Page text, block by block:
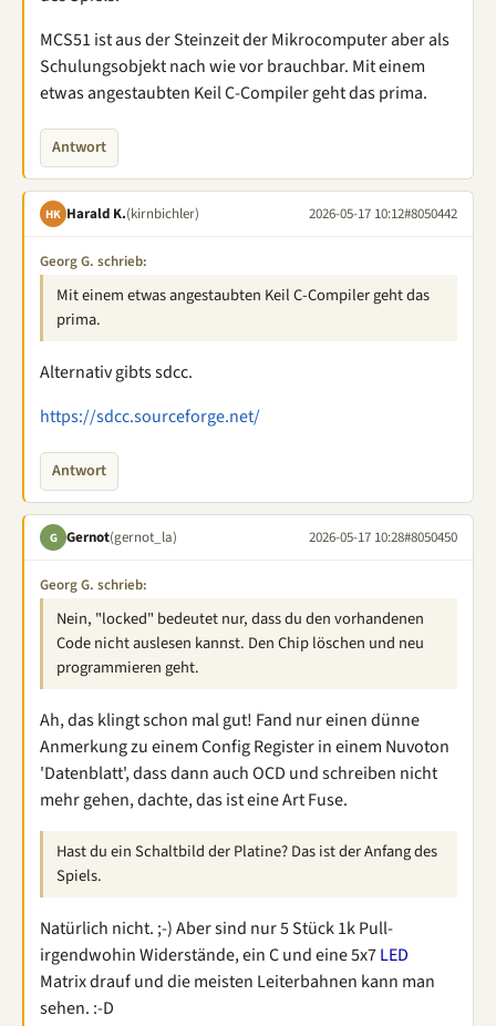
MCS51 ist aus der Steinzeit der Mikrocomputer aber als
Schulungsobjekt nach wie vor brauchbar. Mit einem
etwas angestaubten Keil C-Compiler geht das prima.
Antwort
HK Harald K.(kirnbichler) 2026-05-17 10:12#8050442
Georg G. schrieb:
Mit einem etwas angestaubten Keil C-Compiler geht das
prima.
Alternativ gibts sdcc.
https://sdcc.sourceforge.net/
Antwort
G Gernot(gernot_la) 2026-05-17 10:28#8050450
Georg G. schrieb:
Nein, "locked" bedeutet nur, dass du den vorhandenen
Code nicht auslesen kannst. Den Chip löschen und neu
programmieren geht.
Ah, das klingt schon mal gut! Fand nur einen dünne
Anmerkung zu einem Config Register in einem Nuvoton
'Datenblatt', dass dann auch OCD und schreiben nicht
mehr gehen, dachte, das ist eine Art Fuse.
Hast du ein Schaltbild der Platine? Das ist der Anfang des
Spiels.
Natürlich nicht. ;-) Aber sind nur 5 Stück 1k Pull-
irgendwohin Widerstände, ein C und eine 5x7LED
Matrix drauf und die meisten Leiterbahnen kann man
sehen. :-D